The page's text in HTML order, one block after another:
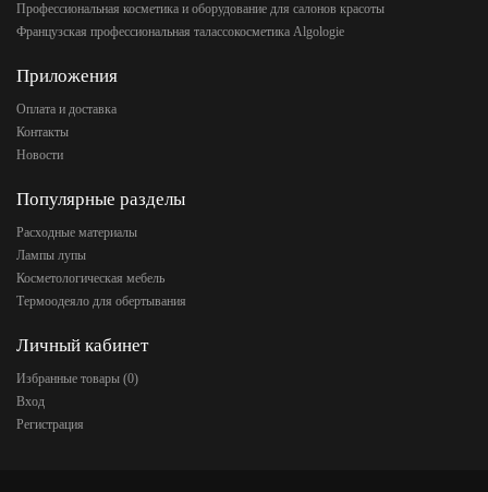
Профессиональная косметика и оборудование для салонов красоты
Французская профессиональная талассокосметика Algologie
Приложения
Оплата и доставка
Контакты
Новости
Популярные разделы
Расходные материалы
Лампы лупы
Косметологическая мебель
Термоодеяло для обертывания
Личный кабинет
Избранные товары (0)
Вход
Регистрация